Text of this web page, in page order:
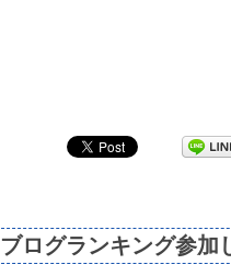
ブログランキング参加